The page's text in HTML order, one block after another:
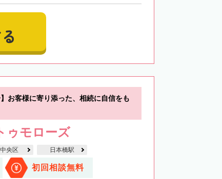
】お客様に寄り添った、相続に自信をも
ゥモローズ
中央区 日本橋駅
初回相談無料